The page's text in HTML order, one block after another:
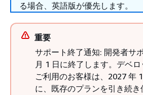
る場合、英語版が優先します。
重要
サポート終了通知: 開発者サ
月 1 日に終了します。デベ
ご利用のお客様は、2027 年
に、既存のプランを引き続き